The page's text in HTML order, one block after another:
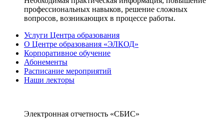
профессиональных навыков, решение сложных
вопросов, возникающих в процессе работы.
Услуги Центра образования
О Центре образования «ЭЛКОД»
Корпоративное обучение
Абонементы
Расписание мероприятий
Наши лекторы
Электронная отчетность «СБИС»